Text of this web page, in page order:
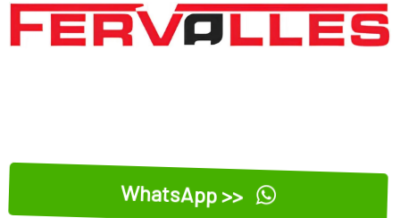
WhatsApp >>